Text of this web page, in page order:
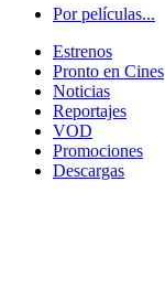
Por películas...
Estrenos
Pronto en Cines
Noticias
Reportajes
VOD
Promociones
Descargas